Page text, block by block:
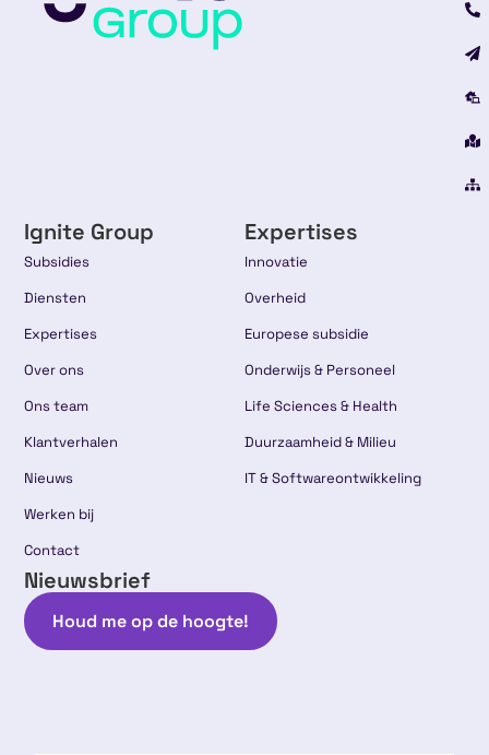
Ignite Group
Subsidies
Diensten
Expertises
Over ons
Ons team
Klantverhalen
Nieuws
Werken bij
Contact
Expertises
Innovatie
Overheid
Europese subsidie
Onderwijs & Personeel
Life Sciences & Health
Duurzaamheid & Milieu
IT & Softwareontwikkeling
Nieuwsbrief
Houd me op de hoogte!